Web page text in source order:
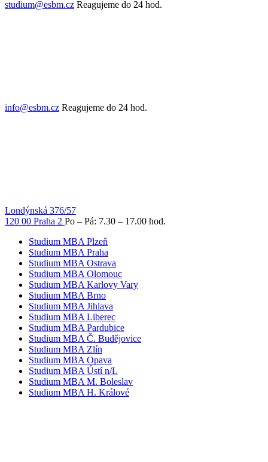
studium@esbm.cz Reagujeme do 24 hod.
info@esbm.cz Reagujeme do 24 hod.
Londýnská 376/57
120 00 Praha 2 Po – Pá: 7.30 – 17.00 hod.
Studium MBA Plzeň
Studium MBA Praha
Studium MBA Ostrava
Studium MBA Olomouc
Studium MBA Karlovy Vary
Studium MBA Brno
Studium MBA Jihlava
Studium MBA Liberec
Studium MBA Pardubice
Studium MBA Č. Budějovice
Studium MBA Zlín
Studium MBA Opava
Studium MBA Ústí n/L
Studium MBA M. Boleslav
Studium MBA H. Králové